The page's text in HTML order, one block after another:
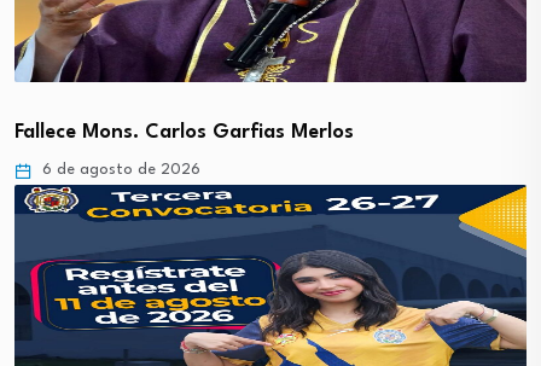
Fallece Mons. Carlos Garfias Merlos
6 de agosto de 2026